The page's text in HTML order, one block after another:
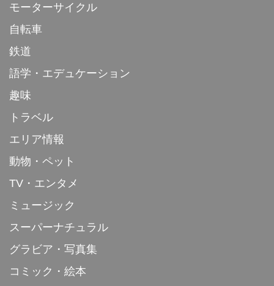
モーターサイクル
自転車
鉄道
語学・エデュケーション
趣味
トラベル
エリア情報
動物・ペット
TV・エンタメ
ミュージック
スーパーナチュラル
グラビア・写真集
コミック・絵本